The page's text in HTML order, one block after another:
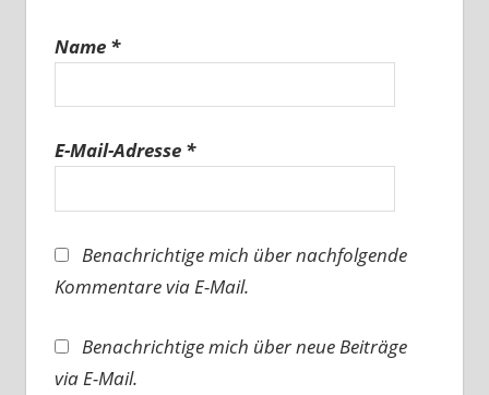
Name *
E-Mail-Adresse *
Benachrichtige mich über nachfolgende
Kommentare via E-Mail.
Benachrichtige mich über neue Beiträge
via E-Mail.